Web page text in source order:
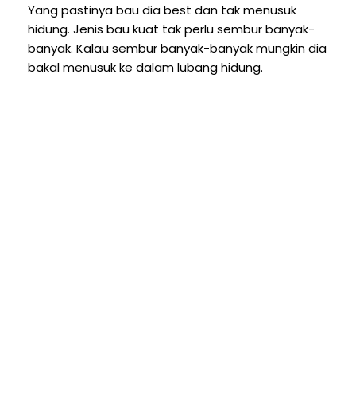
Yang pastinya bau dia best dan tak menusuk
hidung. Jenis bau kuat tak perlu sembur banyak-
banyak. Kalau sembur banyak-banyak mungkin dia
bakal menusuk ke dalam lubang hidung.